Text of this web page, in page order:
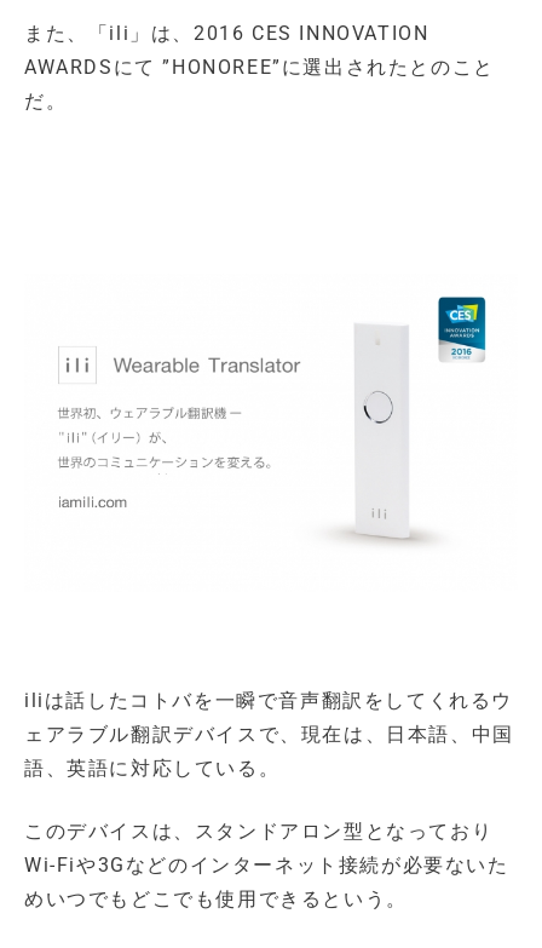
また、「ili」は、2016 CES INNOVATION
AWARDSにて ”HONOREE”に選出されたとのこと
だ。
iliは話したコトバを一瞬で音声翻訳をしてくれるウ
ェアラブル翻訳デバイスで、現在は、日本語、中国
語、英語に対応している。
このデバイスは、スタンドアロン型となっており
Wi-Fiや3Gなどのインターネット接続が必要ないた
めいつでもどこでも使用できるという。